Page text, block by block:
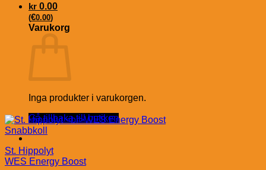
kr 0.00
(€0.00)
Varukorg
Inga produkter i varukorgen.
Gå tillbaka till butiken
Snabbkoll
St. Hippolyt
WES Energy Boost